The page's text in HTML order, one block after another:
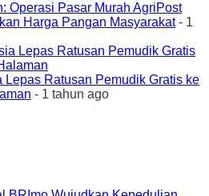
Operasi Pasar Murah AgriPost
Harga Pangan Masyarakat- 1
Lepas Ratusan Pemudik Gratis ke
- 1 tahun ago